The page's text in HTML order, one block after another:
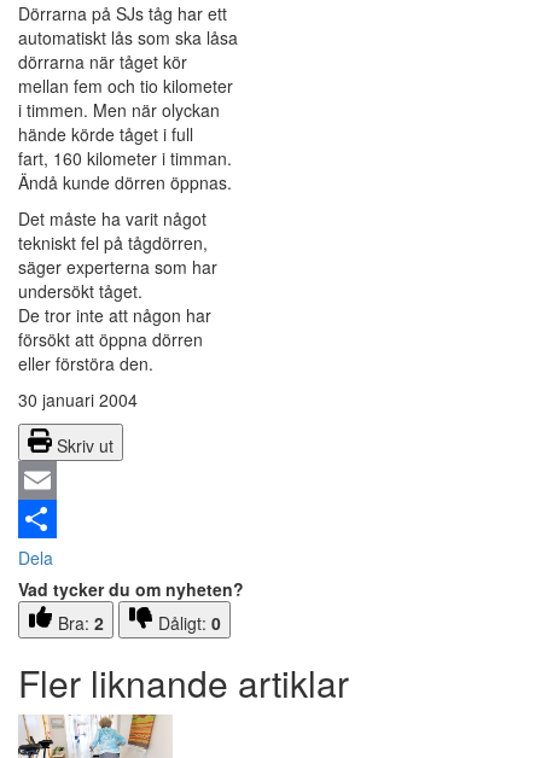
Dörrarna på SJs tåg har ett
automatiskt lås som ska låsa
dörrarna när tåget kör
mellan fem och tio kilometer
i timmen. Men när olyckan
hände körde tåget i full
fart, 160 kilometer i timman.
Ändå kunde dörren öppnas.
Det måste ha varit något
tekniskt fel på tågdörren,
säger experterna som har
undersökt tåget.
De tror inte att någon har
försökt att öppna dörren
eller förstöra den.
30 januari 2004
Skriv ut
Email
Dela
Vad tycker du om nyheten?
Bra: 2 Dåligt: 0
Fler liknande artiklar